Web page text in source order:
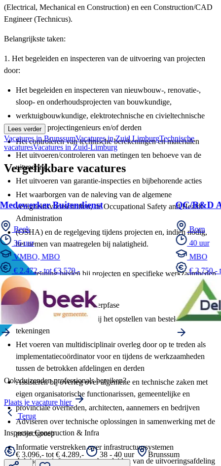
(Electrical, Mechanical en Construction) en een Construction/CAD
Engineer (Technicus).
Belangrijkste taken:
1. Het begeleiden en inspecteren van de uitvoering van projecten
door:
Het begeleiden en inspecteren van nieuwbouw-, renovatie-,
sloop- en onderhoudsprojecten van bouwkundige,
werktuigbouwkundige, elektrotechnische en civieltechnische
aard door projectingenieurs en/of derden
Het controleren van technische berekeningen en materialen
Het uitvoeren/controleren van metingen ten behoeve van de
uitvoering
Het uitvoeren van garantie-inspecties en bijbehorende acties
Het waarborgen van de naleving van de algemene
veiligheidsvoorschriften, de Occupational Safety and Health
Administration
(OSHA) en de regelgeving tijdens projecten en, indien nodig,
het nemen van maatregelen bij nalatigheid.
2. Ondersteuning bieden bij projecten en specifieke werkzaamheden
door:
Adviseren tijdens de ontwerpfase
Ingenieurs ondersteunen bij het opstellen van bestekken en
tekeningen
Het voeren van multidisciplinair overleg door op te treden als
implementatiecoördinator voor en tijdens de werkzaamheden
tussen de betrokken afdelingen en derden
Assisteren bij overleg over algemene en technische zaken met
eigen organisatorische functionarissen, gemeentelijke en
provinciale overheden, architecten, aannemers en bedrijven
Adviseren over technische oplossingen in samenwerking met de
projectgroep
Informatie verstrekken over infrastructuursystemen
Adviseren, informeren en begeleiden van de uitvoeringsafdeling
Lees verder
Vacatures in BrunssumVacatures in Zuid LimburgTechnische
vacaturesVacatures in Zuid-Limburg
Vergelijkbare vacatures
Medewerker Buitendienst
Beek
36 uur
VMBO, MBO
€ 2.472,- tot €3.579,-
QC/R&D
Born
40 uur
MBO
€ 2.750,-
Ook duizenden professionals bereiken?
Plaats je vacature hier
Terug
Inspector Construction & Infra
€ 3.096,- tot € 4.289,- 38 - 40 uur Brunssum